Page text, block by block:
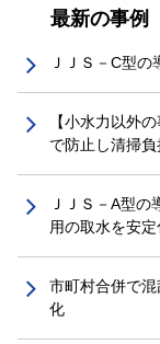
最新の事例
ＪＪＳ－C型
【小水力以外
で防止し清掃
ＪＪＳ－A型
用の取水を安定
市町村合併で
化